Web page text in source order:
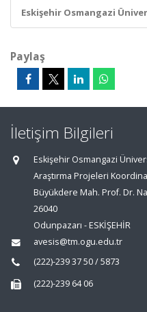
Eskişehir Osmangazi
Paylaş
İletişim Bilgileri
Eskişehir Osmangazi
Araştırma Projeleri
Büyükdere Mah. Prof. Dr.
26040
Odunpazarı - ESKİŞEHİR
avesis@tm.ogu.edu.tr
(222)-239 37 50 / 5873
(222)-239 64 06